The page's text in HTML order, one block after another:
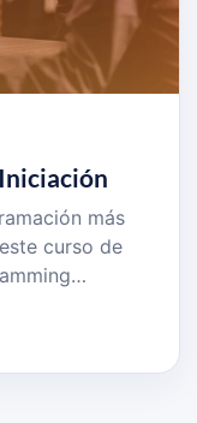
más
curso de